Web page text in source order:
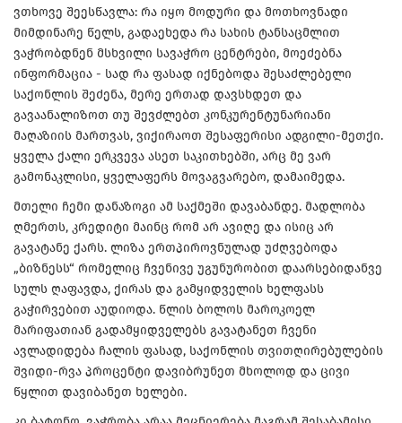
ვთხოვე შეესწავლა: რა იყო მოდური და მოთხოვნადი
მიმდინარე წელს, გადაეხედა რა სახის ტანსაცმლით
ვაჭრობდნენ მსხვილი სავაჭრო ცენტრები, მოეძებნა
ინფორმაცია - სად რა ფასად იქნებოდა შესაძლებელი
საქონლის შეძენა, მერე ერთად დავსხდეთ და
გავაანალიზოთ თუ შევძლებთ კონკურენტუნარიანი
მაღაზიის მართვას, ვიქირაოთ შესაფერისი ადგილი-მეთქი.
ყველა ქალი ერკვევა ასეთ საკითხებში, არც მე ვარ
გამონაკლისი, ყველაფერს მოვაგვარებო, დამაიმედა.
მთელი ჩემი დანაზოგი ამ საქმეში დავაბანდე. მადლობა
ღმერთს, კრედიტი მაინც რომ არ ავიღე და ისიც არ
გავატანე ქარს. ლიზა ერთპიროვნულად უძღვებოდა
„ბიზნესს“ რომელიც ჩვენივე უგუნურობით დაარსებიდანვე
სულს ღაფავდა, ქირას და გამყიდველის ხელფასს
გაჭირვებით აუდიოდა. წლის ბოლოს მაროკოელ
მარიფათიან გადამყიდველებს გავატანეთ ჩვენი
ავლადიდება ჩალის ფასად, საქონლის თვითღირებულების
შვიდი-რვა პროცენტი დავიბრუნეთ მხოლოდ და ცივი
წყლით დავიბანეთ ხელები.